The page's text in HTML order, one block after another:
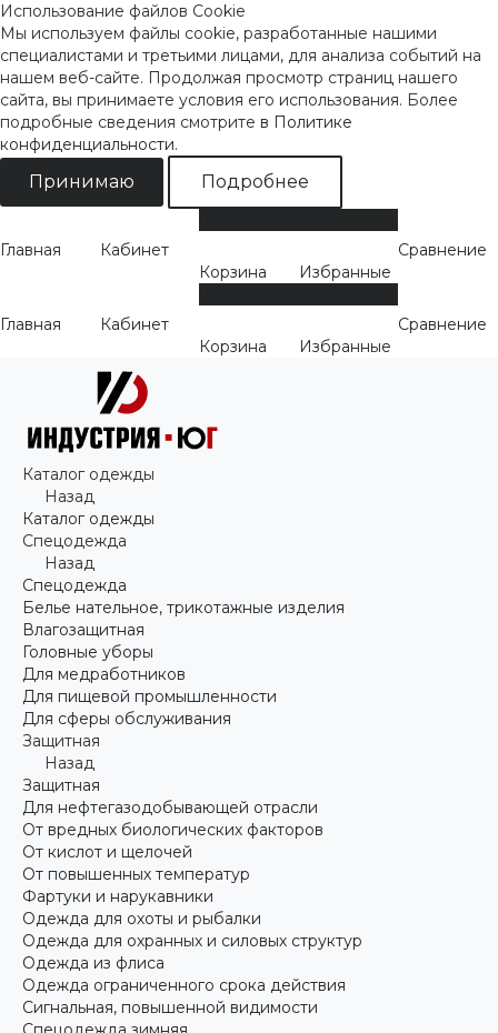
Использование файлов Cookie
Мы используем файлы cookie, разработанные нашими
специалистами и третьими лицами, для анализа событий на
нашем веб-сайте. Продолжая просмотр страниц нашего
сайта, вы принимаете условия его использования. Более
подробные сведения смотрите в Политике
конфиденциальности.
Принимаю Подробнее
Главная Кабинет
Корзина Избранные
Сравнение
Главная Кабинет
Корзина Избранные
Сравнение
Каталог одежды
Назад
Каталог одежды
Спецодежда
Назад
Спецодежда
Белье нательное, трикотажные изделия
Влагозащитная
Головные уборы
Для медработников
Для пищевой промышленности
Для сферы обслуживания
Защитная
Назад
Защитная
Для нефтегазодобывающей отрасли
От вредных биологических факторов
От кислот и щелочей
От повышенных температур
Фартуки и нарукавники
Одежда для охоты и рыбалки
Одежда для охранных и силовых структур
Одежда из флиса
Одежда ограниченного срока действия
Сигнальная, повышенной видимости